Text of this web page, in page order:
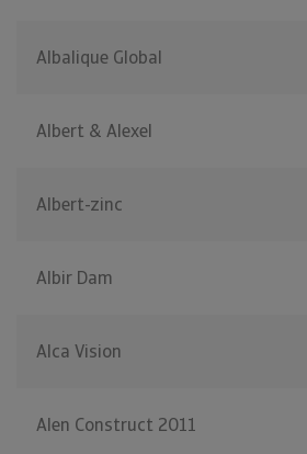
Albalique Global
Albert & Alexel
Albert-zinc
Albir Dam
Alca Vision
Alen Construct 2011